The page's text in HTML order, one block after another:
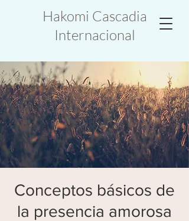
Hakomi Cascadia
Internacional
Conceptos básicos de
la presencia amorosa